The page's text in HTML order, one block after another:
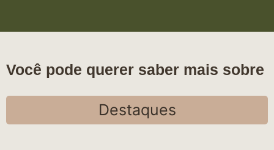
Você pode querer saber mais sobre
Destaques